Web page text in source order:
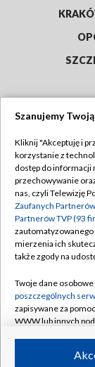
Abonament
Emisja w TVP
Centrum
Naziemna
Rada
System NOS
Informacje o
Program dla
Szanujemy
Kliknij "Akceptuję i
korzystanie z
dostęp do informacji
przechowywanie
nas, czyli Telewizję
Zaufanych
Partnerów TVP (93
mierzenia ich
także zgody na
Twoje dane
poszczególnych
zapisywane za
WWW lub innych
ruchu w Internecie.